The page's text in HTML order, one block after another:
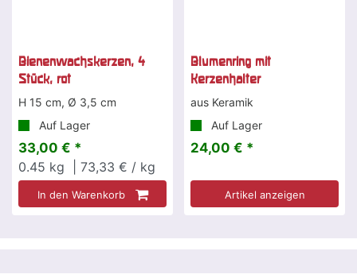
Bienenwachskerzen, 4
Stück, rot
H 15 cm, Ø 3,5 cm
Auf Lager
33,00 € *
0.45 kg | 73,33 € / kg
In den Warenkorb
Blumenring mit
Kerzenhalter
aus Keramik
Auf Lager
24,00 € *
Artikel anzeigen